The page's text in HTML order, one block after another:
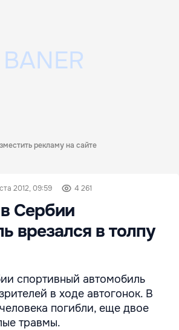
рекламу на сайте
2012, 09:59 4 261
Сербии
врезался в толпу
спортивный автомобиль
в ходе автогонок. В
погибли, еще двое
травмы.